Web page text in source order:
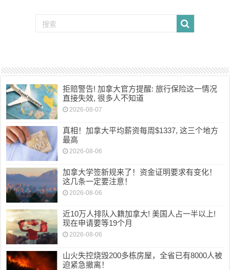
拒赔警告! 加拿大官方提醒: 旅行保险这一情况
直接失效, 很多人不知道
2026-08-07
真相！加拿大平均薪资每周$1337, 这三个地方
最高
2026-08-06
加拿大学签新规来了！资金证明要求有变化！
这几条一定要注意！
2026-08-06
近10万人排队入籍加拿大! 美国人占一半以上!
现在申请要等19个月
2026-08-06
山火失控烧毁200多栋房屋，全省已有8000人被
迫紧急撤离！